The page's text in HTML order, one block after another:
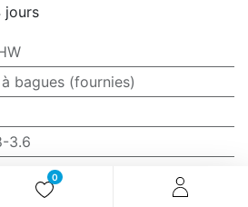
0
jours
bagues (fournies)
3.6